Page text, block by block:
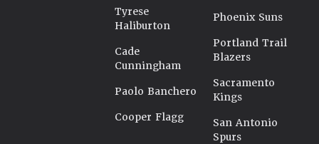
Tyrese
Haliburton
Cade
Cunningham
Paolo Banchero
Cooper Flagg
Phoenix Suns
Portland Trail
Blazers
Sacramento
Kings
San Antonio
Spurs